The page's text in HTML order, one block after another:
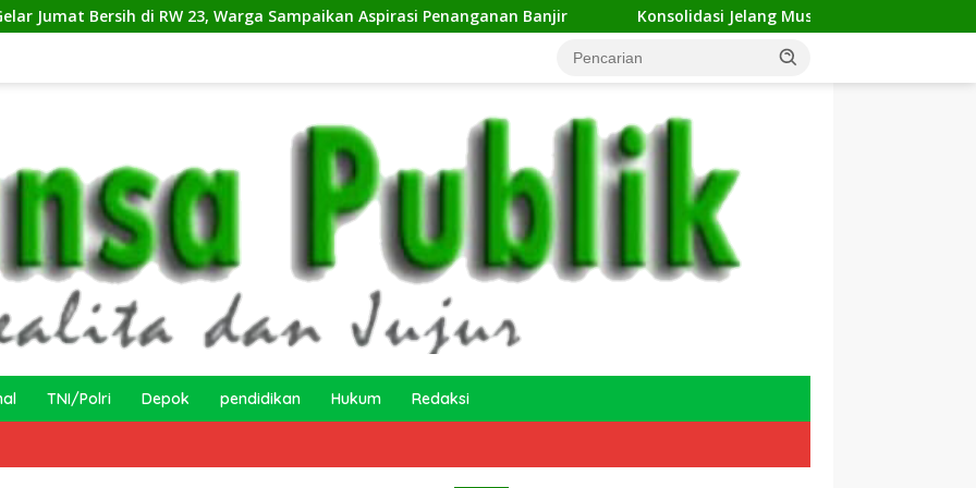
23, Warga Sampaikan Aspirasi Penanganan Banjir Konsolidasi Jelang Musda, 11 DPC ForKABI Depok Nyatakan
TNI/Polri Depok pendidikan Hukum Redaksi